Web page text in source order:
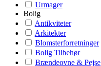
Urmager
Bolig
Antikviteter
Arkitekter
Blomsterforretninger
Bolig Tilbehør
Brændeovne & Pejse